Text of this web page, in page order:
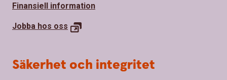
Finansiell information
Jobba hos oss
Säkerhet och integritet